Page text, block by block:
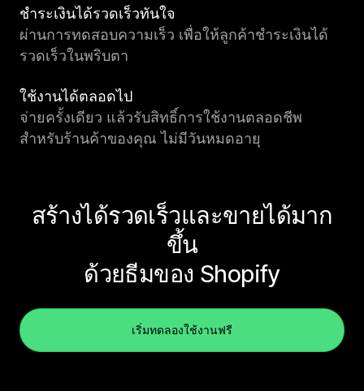
ชำระเงินได้รวดเร็วทันใจ
ผ่านการทดสอบความเร็ว เพื่อให้ลูกค้าชำระเงินได้
รวดเร็วในพริบตา
ใช้งานได้ตลอดไป
จ่ายครั้งเดียว แล้วรับสิทธิ์การใช้งานตลอดชีพ
สำหรับร้านค้าของคุณ ไม่มีวันหมดอายุ
สร้างได้รวดเร็วและขายได้มาก
ขึ้น
ด้วยธีมของ Shopify
เริ่มทดลองใช้งานฟรี